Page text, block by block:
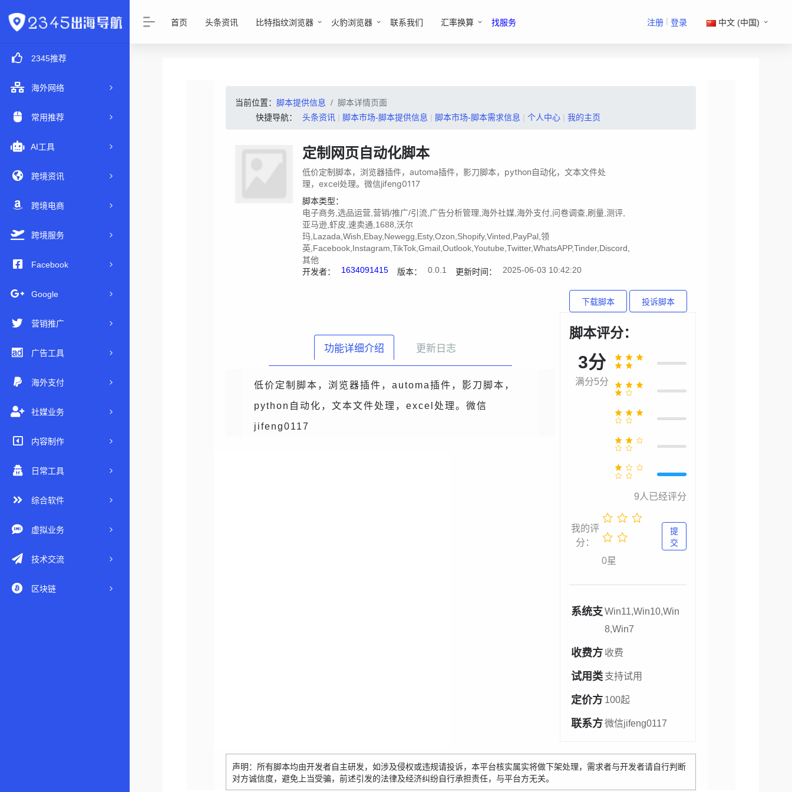
2345推荐
海外网络
常用推荐
AI工具
跨境资讯
跨境电商
跨境服务
Facebook
Google
营销推广
广告工具
海外支付
社媒业务
内容制作
日常工具
综合软件
虚拟业务
技术交流
区块链
首页 头条资讯 比特指纹浏览器 火豹浏览器 联系我们 汇率换算 找服务 注册 | 登录 中文 (中国)
当前位置： 脚本提供信息
脚本详情页面
快捷导航：
头条资讯 | 脚本市场-脚本提供信息 | 脚本市场-脚本需求信息 | 个人中心 | 我的主页
定制网页自动化脚本
低价定制脚本，浏览器插件，automa插件，影刀脚本，python自动化，文本文件处
理，excel处理。微信jifeng0117
脚本类型：
电子商务,选品运营,营销/推广/引流,广告分析管理,海外社媒,海外支付,问卷调查,刷量,测评,
亚马逊,虾皮,速卖通,1688,沃尔
玛,Lazada,Wish,Ebay,Newegg,Esty,Ozon,Shopify,Vinted,PayPal,领
英,Facebook,Instagram,TikTok,Gmail,Outlook,Youtube,Twitter,WhatsAPP,Tinder,Discord,
其他
开发者：
1634091415 版本： 0.0.1 更新时间： 2025-06-03 10:42:20
下载脚本 投诉脚本
功能详细介绍 更新日志
低价定制脚本，浏览器插件，automa插件，影刀脚本，
python自动化，文本文件处理，excel处理。微信
jifeng0117
脚本评分：
3分
满分5分
9 人已经评分
我的评
分：
0星
提
交
系统支 Win11,Win10,Win
8,Win7
收费方
式：
收费
试用类
型：
支持试用
定价方
案：
100起
联系方 微信jifeng0117
声明：所有脚本均由开发者自主研发，如涉及侵权或违规请投诉，本平台核实属实将做下架处理，需求者与开发者请自行判断
对方诚信度，避免上当受骗，前述引发的法律及经济纠纷自行承担责任，与平台方无关。